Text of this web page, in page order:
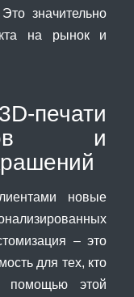
значительно
на рынок и
печати
и
новые
– это
для тех, кто
помощью этой